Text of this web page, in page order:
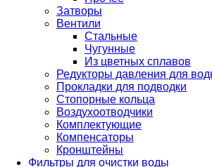
Затворы
Вентили
Стальные
Чугунные
Из цветных сплавов
Редукторы давления для
Прокладки для подводки
Стопорные кольца
Воздухоотводчики
Комплектующие
Компенсаторы
Кронштейны
Фильтры для очистки воды